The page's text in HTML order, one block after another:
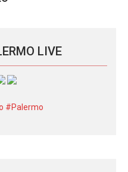
LIVE
#Palermo